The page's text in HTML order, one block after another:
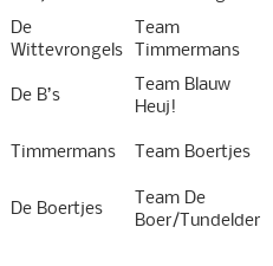
De
Wittevrongels
Team
Timmermans
De B’s
Team Blauw
Heuj!
Timmermans
Team Boertjes
De Boertjes
Team De
Boer/Tundelder